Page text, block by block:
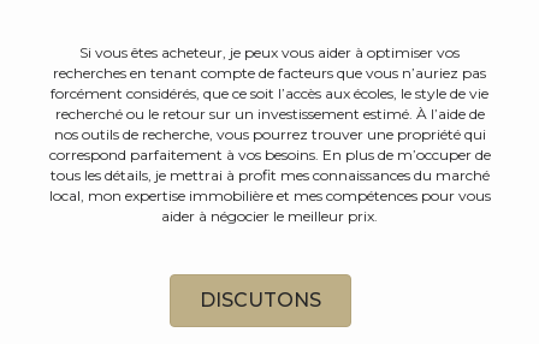
Si vous êtes acheteur, je peux vous aider à optimiser vos
recherches en tenant compte de facteurs que vous n’auriez pas
forcément considérés, que ce soit l’accès aux écoles, le style de vie
recherché ou le retour sur un investissement estimé. À l’aide de
nos outils de recherche, vous pourrez trouver une propriété qui
correspond parfaitement à vos besoins. En plus de m’occuper de
tous les détails, je mettrai à profit mes connaissances du marché
local, mon expertise immobilière et mes compétences pour vous
aider à négocier le meilleur prix.
DISCUTONS